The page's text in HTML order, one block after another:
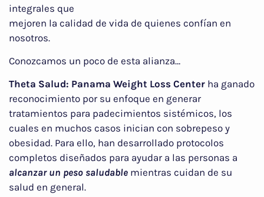
integrales que
mejoren la calidad de vida de quienes confían en
nosotros.
Conozcamos un poco de esta alianza…
Theta Salud: Panama Weight Loss Center ha ganado
reconocimiento por su enfoque en generar
tratamientos para padecimientos sistémicos, los
cuales en muchos casos inician con sobrepeso y
obesidad. Para ello, han desarrollado protocolos
completos diseñados para ayudar a las personas a
alcanzar un peso saludable mientras cuidan de su
salud en general.